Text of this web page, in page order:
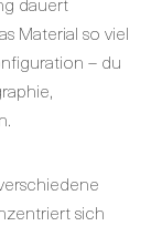
Material so viel
– du
sich